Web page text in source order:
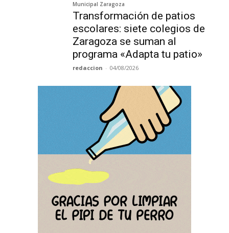
Municipal Zaragoza
Transformación de patios
escolares: siete colegios de
Zaragoza se suman al
programa «Adapta tu patio»
redaccion - 04/08/2026